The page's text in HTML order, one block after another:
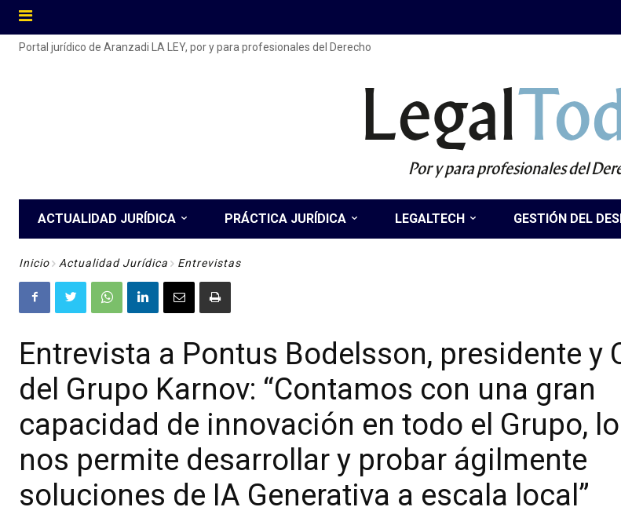
Portal jurídico de Aranzadi LA LEY, por y para profesionales del Derecho
Legal
Por y para profesionales del
ACTUALIDAD JURÍDICA PRÁCTICA JURÍDICA LEGALTECH GESTIÓN DEL
Inicio Actualidad Jurídica Entrevistas
Entrevista a Pontus Bodelsson, presidente y
del Grupo Karnov: “Contamos con una gran
capacidad de innovación en todo el Grupo,
nos permite desarrollar y probar ágilmente
soluciones de IA Generativa a escala local”